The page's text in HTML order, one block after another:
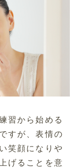
習から始める
すが、表情の
笑顔になりや
げることを意